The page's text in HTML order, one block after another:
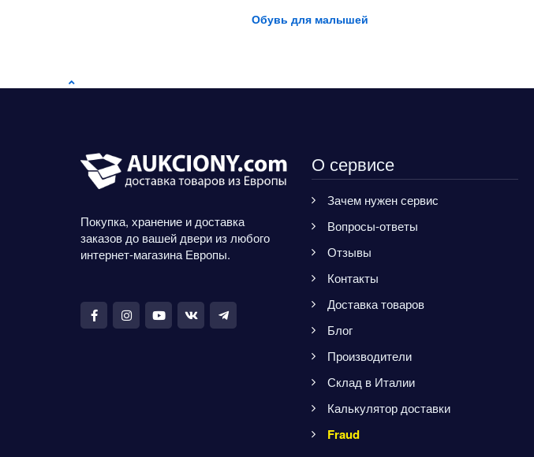
Обувь для малышей
Покупка, хранение и доставка
заказов до вашей двери из любого
интернет-магазина Европы.
О сервисе
Зачем нужен сервис
Вопросы-ответы
Отзывы
Контакты
Доставка товаров
Блог
Производители
Склад в Италии
Калькулятор доставки
Fraud